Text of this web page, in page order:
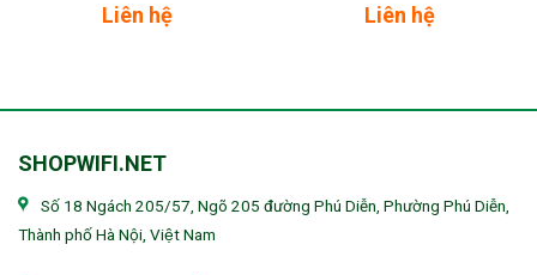
Liên hệ Liên hệ
SHOPWIFI.NET
Số 18 Ngách 205/57, Ngõ 205 đường Phú Diễn, Phường Phú Diễn,
Thành phố Hà Nội, Việt Nam